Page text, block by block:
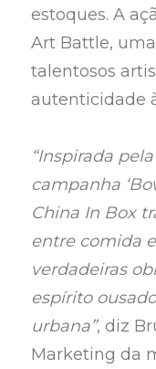
estoques. A
Art Battle,
talentosos
autenticidade
“Inspirada
campanha
China In Box
entre comida
verdadeiras
espírito
urbana”, diz
Marketing da